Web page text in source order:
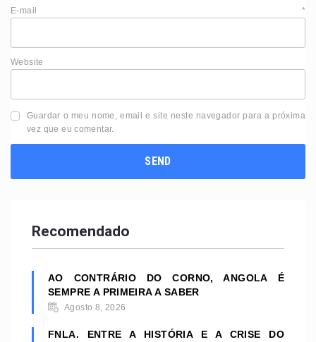
E-mail *
Website
Guardar o meu nome, email e site neste navegador para a próxima
vez que eu comentar.
Recomendado
AO CONTRÁRIO DO CORNO, ANGOLA É
SEMPRE A PRIMEIRA A SABER
Agosto 8, 2026
FNLA. ENTRE A HISTÓRIA E A CRISE DO